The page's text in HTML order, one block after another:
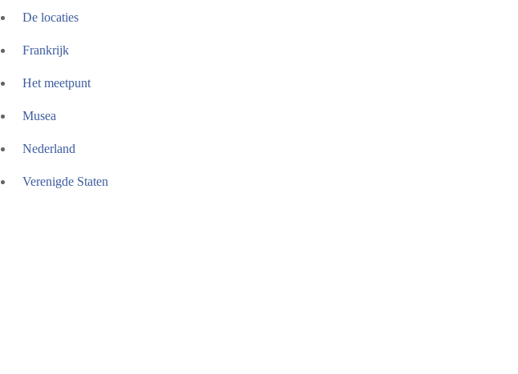
De locaties
Frankrijk
Het meetpunt
Musea
Nederland
Verenigde Staten